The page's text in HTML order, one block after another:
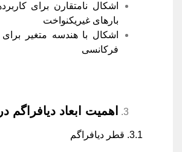
اشکال نامتقارن برای
بارهای غیریکنواخت
اشکال با هندسه متغیر
فرکانسی
اهمیت ابعاد دیافراگم
3.1. قطر دیافراگم